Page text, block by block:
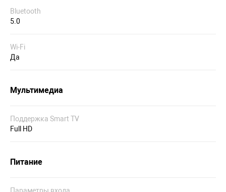
Bluetooth
5.0
Wi-Fi
Да
Мультимедиа
Поддержка Smart TV
Full HD
Питание